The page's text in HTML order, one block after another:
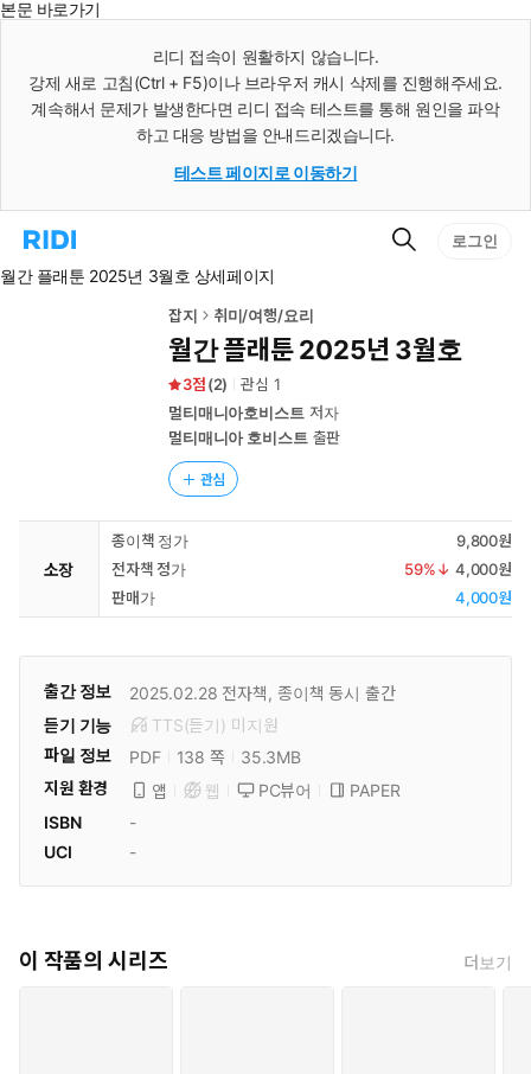
본문 바로가기
리디 접속이 원활하지 않습니다.
강제 새로 고침(Ctrl + F5)이나 브라우저 캐시 삭제를 진행해주세요.
계속해서 문제가 발생한다면 리디 접속 테스트를 통해 원인을 파악
하고 대응 방법을 안내드리겠습니다.
테스트 페이지로 이동하기
리
홈
검
로그인
월간 플래툰 2025년 3월호 상세페이지
잡지 취미/여행/요리
월간 플래툰 2025년 3월호
3 (2) 관심 1
멀티매니아호비스트 저자
멀티매니아 호비스트 출판
관심
소장
종이책 정가
9,800원
전자책 정가
59%↓ 4,000원
판매가
4,000원
출간 정보 2025.02.28 전자책, 종이책 동시 출간
듣기 기능
TTS(듣기) 미 지원
파일 정보
PDF 138 쪽
35.3MB
지원 환경
앱 웹 PC뷰어
PAPER
ISBN
-
UCI
-
이 작품의 시리즈 더보기